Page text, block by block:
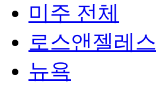
미주 전체
로스앤젤레스
뉴욕